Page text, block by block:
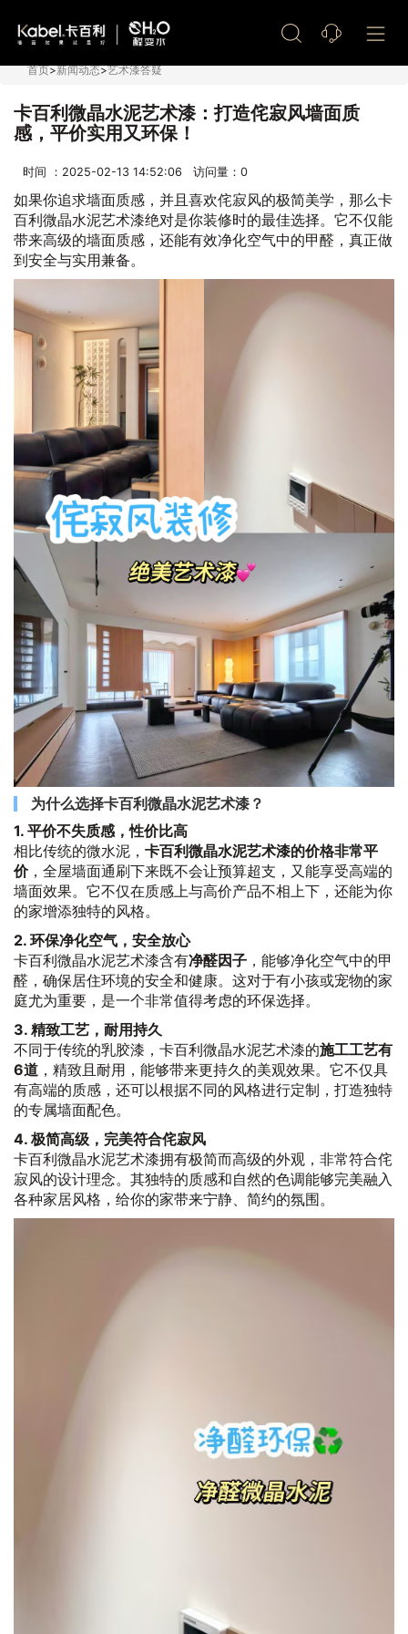
首页>新闻动态>艺术漆答疑
卡百利微晶水泥艺术漆：打造侘寂风墙面质
感，平价实用又环保！
时间 ：2025-02-13 14:52:06 访问量： 0
如果你追求墙面质感，并且喜欢侘寂风的极简美学，那么卡
百利微晶水泥艺术漆绝对是你装修时的最佳选择。它不仅能
带来高级的墙面质感，还能有效净化空气中的甲醛，真正做
到安全与实用兼备。
为什么选择卡百利微晶水泥艺术漆？
1. 平价不失质感，性价比高
相比传统的微水泥， 卡百利微晶水泥艺术漆的价格非常平
价，全屋墙面通刷下来既不会让预算超支，又能享受高端的
墙面效果。它不仅在质感上与高价产品不相上下，还能为你
的家增添独特的风格。
2. 环保净化空气，安全放心
卡百利微晶水泥艺术漆含有净醛因子 ，能够净化空气中的甲
醛，确保居住环境的安全和健康。这对于有小孩或宠物的家
庭尤为重要，是一个非常值得考虑的环保选择。
3. 精致工艺，耐用持久
不同于传统的乳胶漆，卡百利微晶水泥艺术漆的施工工艺有
6道 ，精致且耐用，能够带来更持久的美观效果。它不仅具
有高端的质感，还可以根据不同的风格进行定制，打造独特
的专属墙面配色。
4. 极简高级，完美符合侘寂风
卡百利微晶水泥艺术漆拥有极简而高级的外观，非常符合侘
寂风的设计理念。其独特的质感和自然的色调能够完美融入
各种家居风格，给你的家带来宁静、简约的氛围。